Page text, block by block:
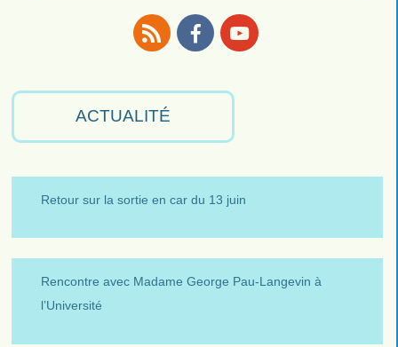
ACTUALITÉ
Retour sur la sortie en car du 13 juin
Rencontre avec Madame George Pau-Langevin à
l’Université